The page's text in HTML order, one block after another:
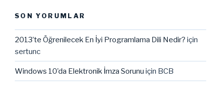
SON YORUMLAR
2013’te Öğrenilecek En İyi Programlama Dili Nedir? için
sertunc
Windows 10’da Elektronik İmza Sorunu için BCB